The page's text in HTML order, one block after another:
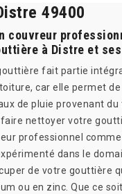
49400
couvreur
à Distre et
fait partie
car elle permet
de pluie provenant du
nettoyer votre
professionnel comme
dans le
de votre gouttière
ou en zinc. Que ce